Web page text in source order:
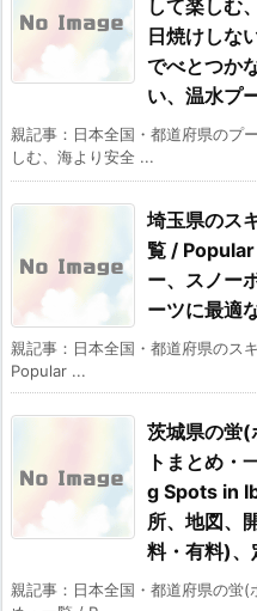
して楽しむ
日焼けしな
でべとつか
い、温水プ
親記事：日本全国・都道府県のプ
しむ、海より安全 ...
埼玉県のス
覧 /
ー、スノー
ーツに最適
親記事：日本全国・都道府県のス
Popular ...
茨城県の蛍(
トまとめ
g Spots in
所、地図、
料・有料)、
親記事：日本全国・都道府県の蛍